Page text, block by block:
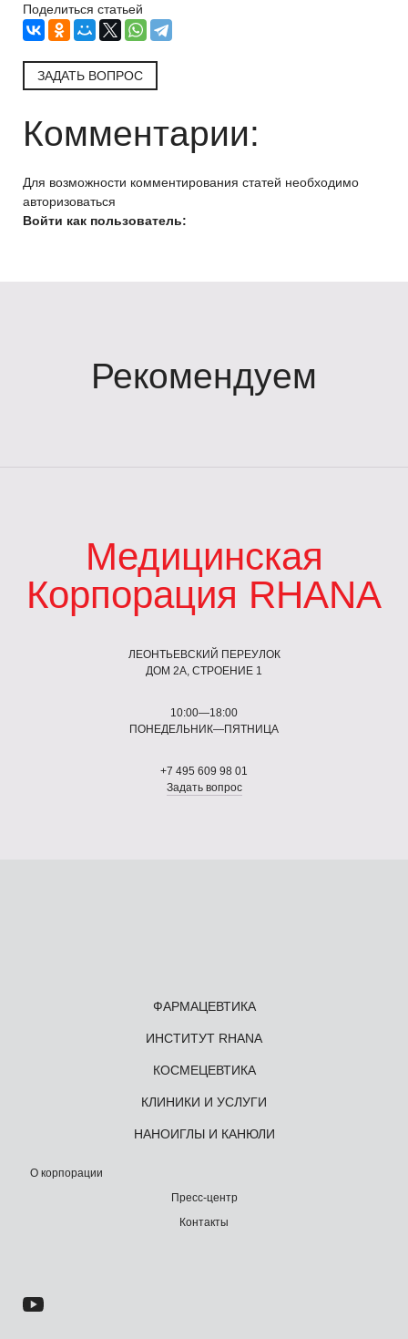
Поделиться статьей
ЗАДАТЬ ВОПРОС
Комментарии:
Для возможности комментирования статей необходимо
авторизоваться
Войти как пользователь:
Рекомендуем
Медицинская
Корпорация RHANA
ЛЕОНТЬЕВСКИЙ ПЕРЕУЛОК
ДОМ 2А, СТРОЕНИЕ 1
10:00—18:00
ПОНЕДЕЛЬНИК—ПЯТНИЦА
+7 495 609 98 01
Задать вопрос
ФАРМАЦЕВТИКА
ИНСТИТУТ RHANA
КОСМЕЦЕВТИКА
КЛИНИКИ И УСЛУГИ
НАНОИГЛЫ И КАНЮЛИ
О корпорации
Пресс-центр
Контакты